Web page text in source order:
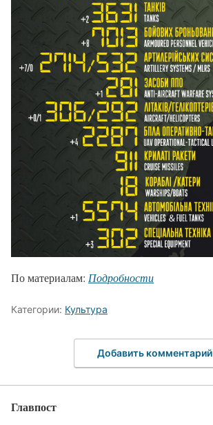
По материалам: Подробности
Категории: Культура
Добавить комментарий
Главпост